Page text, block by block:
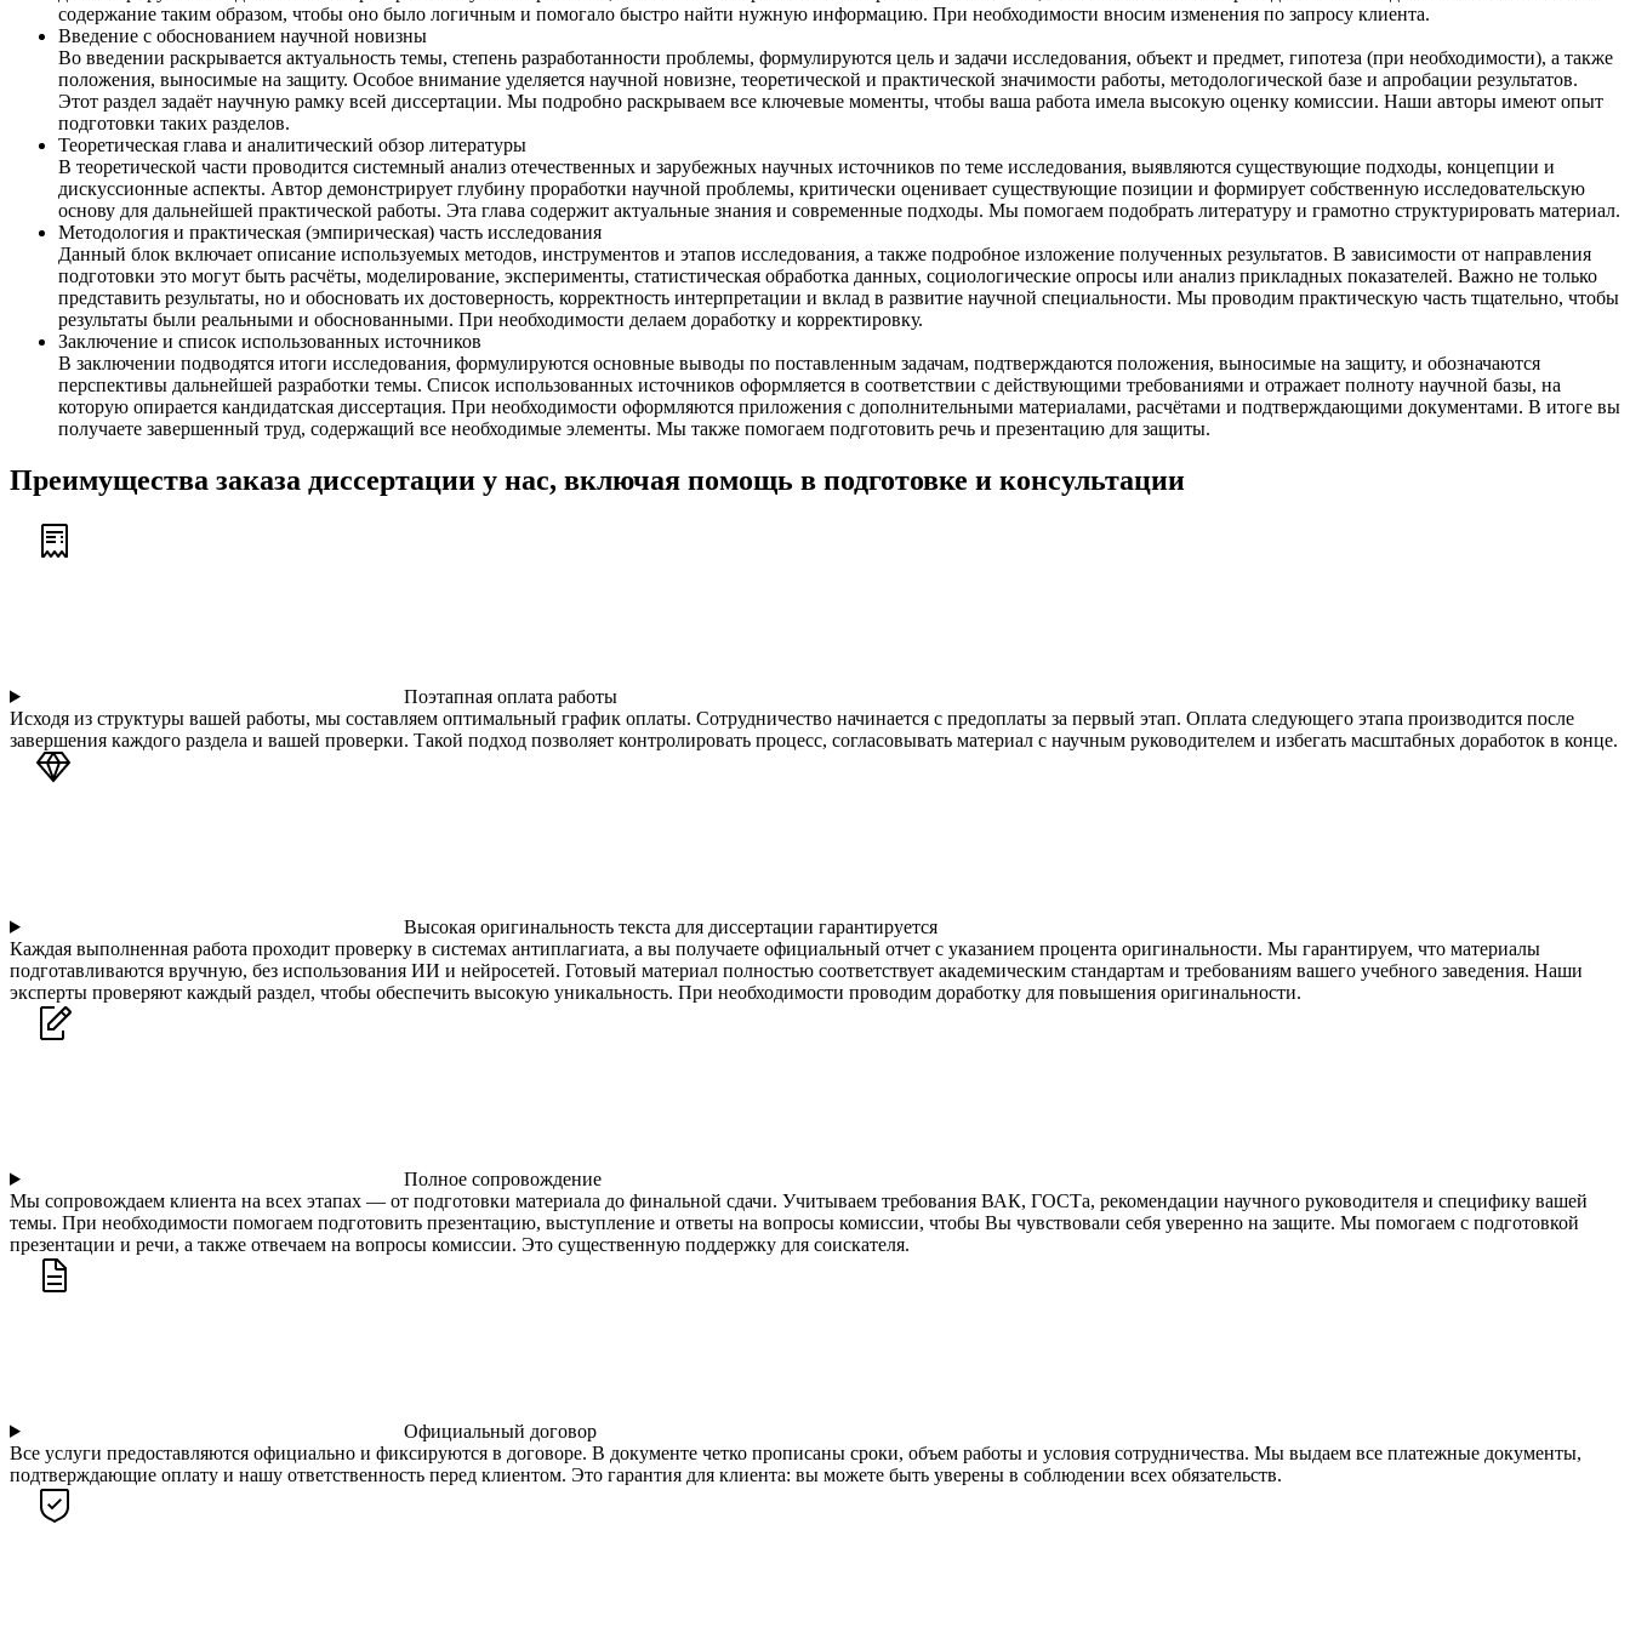
содержание таким образом, чтобы оно было логичным и помогало быстро найти нужную информацию. При необходимости вносим изменения по запросу клиента.
Введение с обоснованием научной новизны
Во введении раскрывается актуальность темы, степень разработанности проблемы, формулируются цель и задачи исследования, объект и предмет, гипотеза (при необходимости), а также
положения, выносимые на защиту. Особое внимание уделяется научной новизне, теоретической и практической значимости работы, методологической базе и апробации результатов.
Этот раздел задаёт научную рамку всей диссертации. Мы подробно раскрываем все ключевые моменты, чтобы ваша работа имела высокую оценку комиссии. Наши авторы имеют опыт
подготовки таких разделов.
Теоретическая глава и аналитический обзор литературы
В теоретической части проводится системный анализ отечественных и зарубежных научных источников по теме исследования, выявляются существующие подходы, концепции и
дискуссионные аспекты. Автор демонстрирует глубину проработки научной проблемы, критически оценивает существующие позиции и формирует собственную исследовательскую
основу для дальнейшей практической работы. Эта глава содержит актуальные знания и современные подходы. Мы помогаем подобрать литературу и грамотно структурировать материал.
Методология и практическая (эмпирическая) часть исследования
Данный блок включает описание используемых методов, инструментов и этапов исследования, а также подробное изложение полученных результатов. В зависимости от направления
подготовки это могут быть расчёты, моделирование, эксперименты, статистическая обработка данных, социологические опросы или анализ прикладных показателей. Важно не только
представить результаты, но и обосновать их достоверность, корректность интерпретации и вклад в развитие научной специальности. Мы проводим практическую часть тщательно, чтобы
результаты были реальными и обоснованными. При необходимости делаем доработку и корректировку.
Заключение и список использованных источников
В заключении подводятся итоги исследования, формулируются основные выводы по поставленным задачам, подтверждаются положения, выносимые на защиту, и обозначаются
перспективы дальнейшей разработки темы. Список использованных источников оформляется в соответствии с действующими требованиями и отражает полноту научной базы, на
которую опирается кандидатская диссертация. При необходимости оформляются приложения с дополнительными материалами, расчётами и подтверждающими документами. В итоге вы
получаете завершенный труд, содержащий все необходимые элементы. Мы также помогаем подготовить речь и презентацию для защиты.
Преимущества заказа диссертации у нас, включая помощь в подготовке и консультации
Поэтапная оплата работы
Исходя из структуры вашей работы, мы составляем оптимальный график оплаты. Сотрудничество начинается с предоплаты за первый этап. Оплата следующего этапа производится после
завершения каждого раздела и вашей проверки. Такой подход позволяет контролировать процесс, согласовывать материал с научным руководителем и избегать масштабных доработок в конце.
Высокая оригинальность текста для диссертации гарантируется
Каждая выполненная работа проходит проверку в системах антиплагиата, а вы получаете официальный отчет с указанием процента оригинальности. Мы гарантируем, что материалы
подготавливаются вручную, без использования ИИ и нейросетей. Готовый материал полностью соответствует академическим стандартам и требованиям вашего учебного заведения. Наши
эксперты проверяют каждый раздел, чтобы обеспечить высокую уникальность. При необходимости проводим доработку для повышения оригинальности.
Полное сопровождение
Мы сопровождаем клиента на всех этапах — от подготовки материала до финальной сдачи. Учитываем требования ВАК, ГОСТа, рекомендации научного руководителя и специфику вашей
темы. При необходимости помогаем подготовить презентацию, выступление и ответы на вопросы комиссии, чтобы Вы чувствовали себя уверенно на защите. Мы помогаем с подготовкой
презентации и речи, а также отвечаем на вопросы комиссии. Это существенную поддержку для соискателя.
Официальный договор
Все услуги предоставляются официально и фиксируются в договоре. В документе четко прописаны сроки, объем работы и условия сотрудничества. Мы выдаем все платежные документы,
подтверждающие оплату и нашу ответственность перед клиентом. Это гарантия для клиента: вы можете быть уверены в соблюдении всех обязательств.